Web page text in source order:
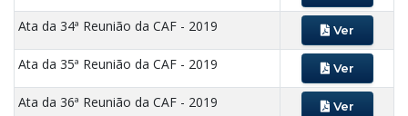
Ata da 34ª Reunião da CAF - 2019 Ver
Ata da 35ª Reunião da CAF - 2019 Ver
Ata da 36ª Reunião da CAF - 2019 Ver